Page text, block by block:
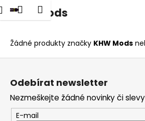
Přejít
na
Přihlášení
Nákupní
Menu
KHW Mods
Žádné produkty značky KHW Mods
K
o
k C
p
o
t
Odebírat newsletter
Nezmeškejte žádné novinky či
E-mail